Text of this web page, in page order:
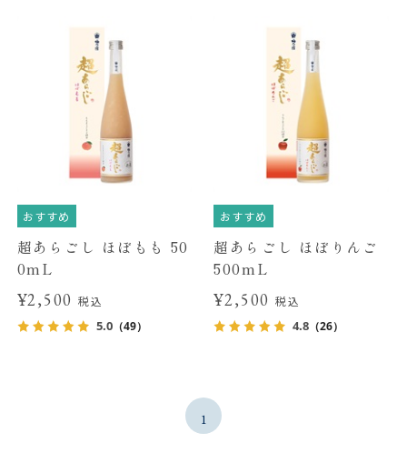
おすすめ
超あらごし ほぼもも 50
0mL
¥2,500税込
5.0（49）
おすすめ
超あらごし ほぼりんご
500mL
¥2,500 税込
4.8 （26）
1